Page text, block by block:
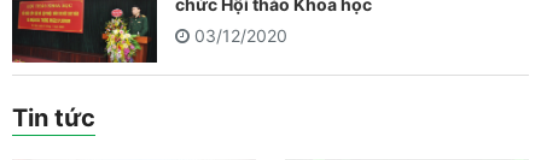
chức Hội thảo Khoa học
03/12/2020
Tin tức